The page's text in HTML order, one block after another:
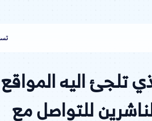
تلجئ اليه المواقع
للتواصل مع